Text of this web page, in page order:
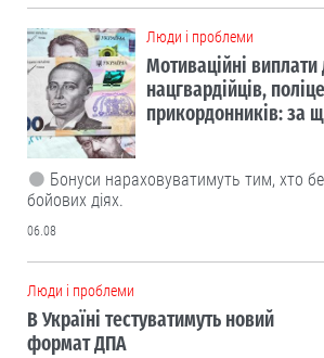
Люди і проблеми
Мотиваційні виплати
нацгвардійців,
прикордонників: за
Бонуси нараховуватимуть тим, хто
бойових діях.
06.08
Люди і проблеми
В Україні тестуватимуть новий
формат ДПА